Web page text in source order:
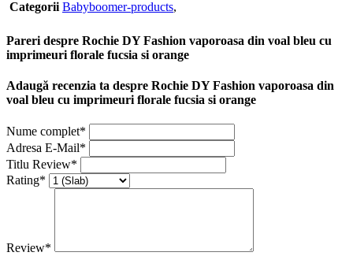
Categorii Babyboomer-products,
Pareri despre Rochie DY Fashion vaporoasa din voal bleu cu
imprimeuri florale fucsia si orange
Adaugă recenzia ta despre Rochie DY Fashion vaporoasa din
voal bleu cu imprimeuri florale fucsia si orange
Nume complet*
Adresa E-Mail*
Titlu Review*
Rating*
Review*